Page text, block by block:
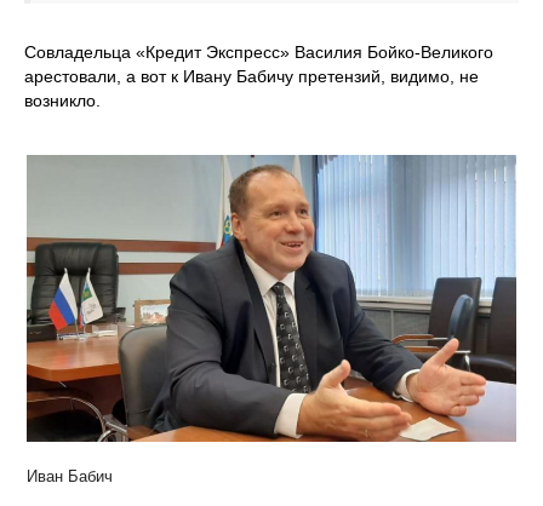
Совладельца «Кредит Экспресс» Василия Бойко-Великого
арестовали, а вот к Ивану Бабичу претензий, видимо, не
возникло.
Иван Бабич